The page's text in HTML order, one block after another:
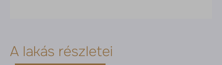
A lakás részletei